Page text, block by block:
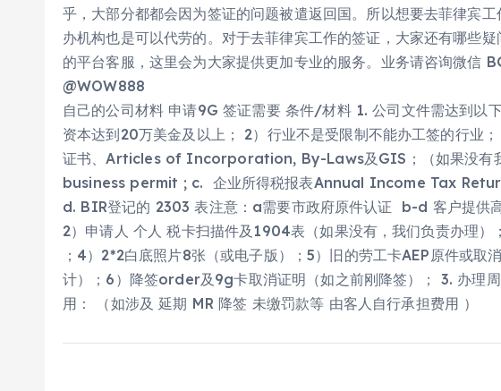
乎，大部分都都会因为签证的问题被遣返回国。所以想要去菲律宾
办机构也是可以代劳的。对于去菲律宾工作的签证，大家还有哪些
的平台客服，这里会为大家提供更加专业的服务。业务请咨询微信
@WOW888
自己的公司材料 申请9G 签证需要 条件/材料 1. 公司文件需达到以
资本达到20万美金及以上； 2）行业不是受限制不能办工签的行业
证书、Articles of Incorporation, By-Laws及GIS；（如果没有
business permit ; c. 企业所得税报表Annual Income Tax
d. BIR登记的 2303 表注意：a需要市政府原件认证 b-d 客户提供高
2）申请人 个人 税卡扫描件及1904表（如果没有，我们负责办理）
；4）2*2白底照片8张（或电子版）；5）旧的劳工卡AEP原件或取
计）；6）降签order及9g卡取消证明（如之前刚降签）； 3. 办理
用： （如涉及 延期 MR 降签 未缴罚款等 由客人自行承担费用 ）